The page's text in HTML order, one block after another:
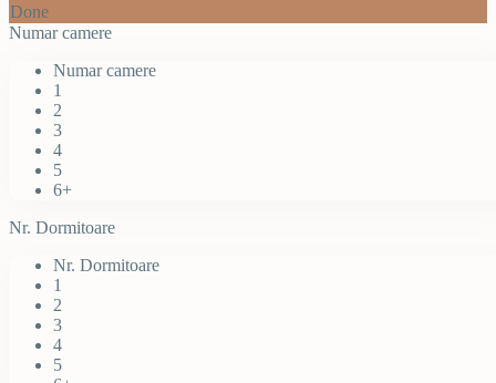
Done
Numar camere
Numar camere
1
2
3
4
5
6+
Nr. Dormitoare
Nr. Dormitoare
1
2
3
4
5